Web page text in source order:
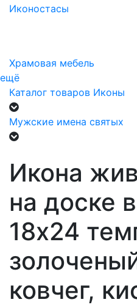
Иконостасы
Храмовая мебель
ещё
Каталог товаров Иконы
Мужские имена святых
Икона
на доске
18х24
ковчег,